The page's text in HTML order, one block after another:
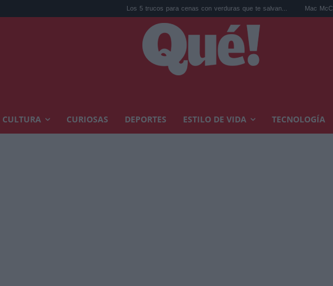
Los 5 trucos para cenas con verduras que te salvan... Mac McClung, el
CULTURA CURIOSAS DEPORTES ESTILO DE VIDA TECNOLOGÍA